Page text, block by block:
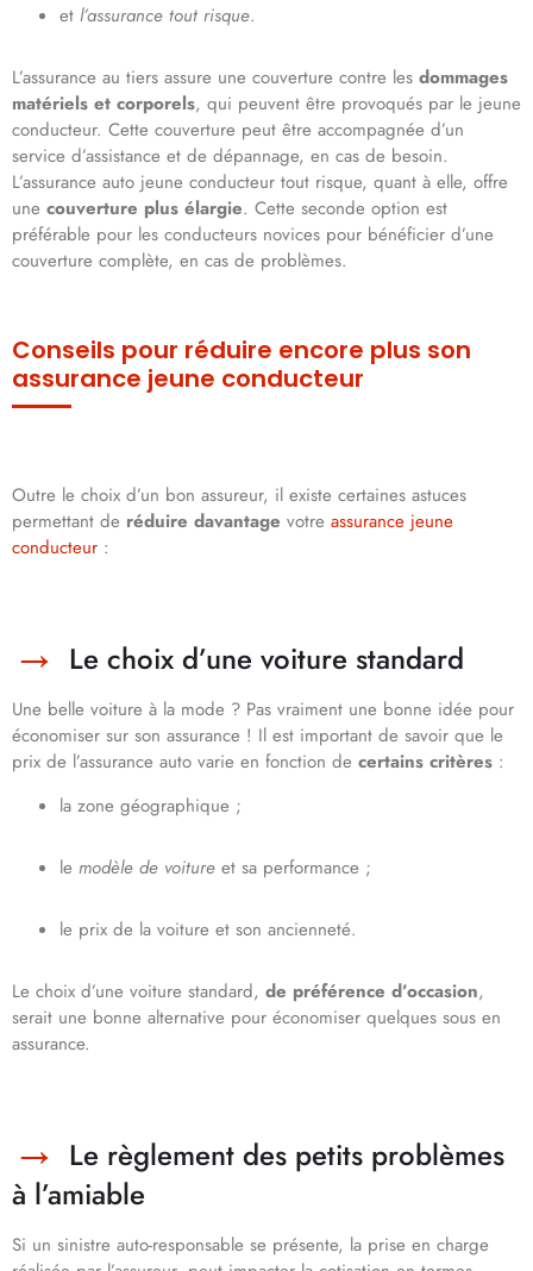
et l’assurance tout risque.
L’assurance au tiers assure une couverture contre les dommages
matériels et corporels, qui peuvent être provoqués par le jeune
conducteur. Cette couverture peut être accompagnée d’un
service d’assistance et de dépannage, en cas de besoin.
L’assurance auto jeune conducteur tout risque, quant à elle, offre
une couverture plus élargie. Cette seconde option est
préférable pour les conducteurs novices pour bénéficier d’une
couverture complète, en cas de problèmes.
Conseils pour réduire encore plus son
assurance jeune conducteur
Outre le choix d’un bon assureur, il existe certaines astuces
permettant de réduire davantage votre assurance jeune
conducteur :
Le choix d’une voiture standard
Une belle voiture à la mode ? Pas vraiment une bonne idée pour
économiser sur son assurance ! Il est important de savoir que le
prix de l’assurance auto varie en fonction de certains critères :
la zone géographique ;
le modèle de voiture et sa performance ;
le prix de la voiture et son ancienneté.
Le choix d’une voiture standard, de préférence d’occasion,
serait une bonne alternative pour économiser quelques sous en
assurance.
Le règlement des petits problèmes
à l’amiable
Si un sinistre auto-responsable se présente, la prise en charge